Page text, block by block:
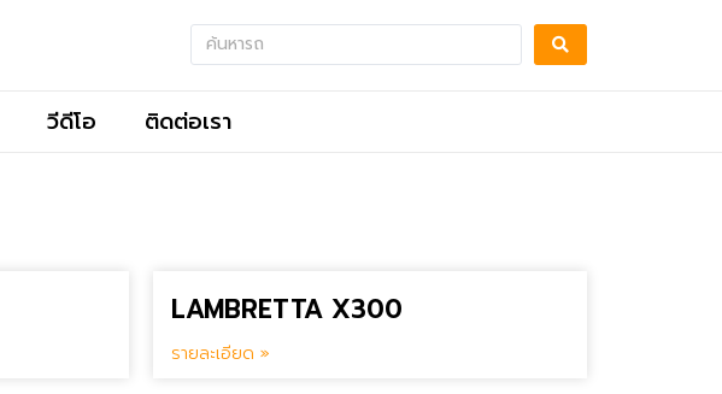
วีดีโอ ติดต่อเรา
LAMBRETTA X300
รายละเอียด »